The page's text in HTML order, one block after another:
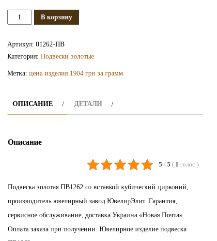
КоличествоВ корзину
Артикул: 01262-ПВ
Категория: Подвески золотые
Метка: цена изделия 1904 грн за грамм
ОПИСАНИЕ ДЕТАЛИ
Описание
5 / 5 ( 1 голос )
Подвеска золотая ПВ1262 со вставкой кубический цирконий,
производитель ювелирный завод ЮвелирЭлит. Гарантия,
сервисное обслуживание, доставка Украина «Новая Почта».
Оплата заказа при получении. Ювелирное изделие подвеска